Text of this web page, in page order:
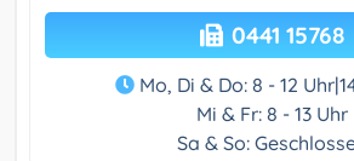
0441 15768
Mo, Di & Do: 8 - 12
Mi & Fr: 8 - 13 Uhr
Sa & So: